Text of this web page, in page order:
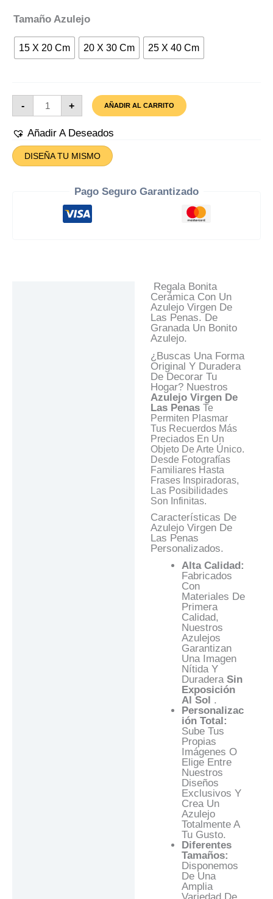
Tamaño Azulejo
15 X 20 Cm 20 X 30 Cm 25 X 40 Cm
-
Azulejo
Virgen
Las
Cantidad
+ AÑADIR AL CARRITO
Añadir A Deseados
DISEÑA TU MISMO
Pago Seguro Garantizado
Regala Bonita
Cerámica Con Un
Azulejo Virgen De
Las Penas. De
Granada Un Bonito
Azulejo.
¿Buscas Una Forma
Original Y Duradera
De Decorar Tu
Hogar? Nuestros
Azulejo Virgen De
Las Penas Te
Permiten Plasmar
Tus Recuerdos Más
Preciados En Un
Objeto De Arte Único.
Desde Fotografías
Familiares Hasta
Frases Inspiradoras,
Las Posibilidades
Son Infinitas.
Características De
Azulejo Virgen De
Las Penas
Personalizados.
Alta Calidad:
Fabricados
Con
Materiales De
Primera
Calidad,
Nuestros
Azulejos
Garantizan
Una Imagen
Nítida Y
Duradera Sin
Exposición
Al Sol .
Personalizac
Ión Total:
Sube Tus
Propias
Imágenes O
Elige Entre
Nuestros
Diseños
Exclusivos Y
Crea Un
Azulejo
Totalmente A
Tu Gusto.
Diferentes
Tamaños:
Disponemos
De Una
Amplia